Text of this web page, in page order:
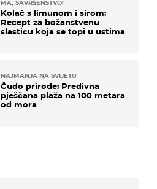
MA, SAVRŠENSTVO!
Kolač s limunom i sirom:
Recept za božanstvenu
slasticu koja se topi u ustima
NAJMANJA NA SVIJETU
Čudo prirode: Predivna
pješčana plaža na 100 metara
od mora